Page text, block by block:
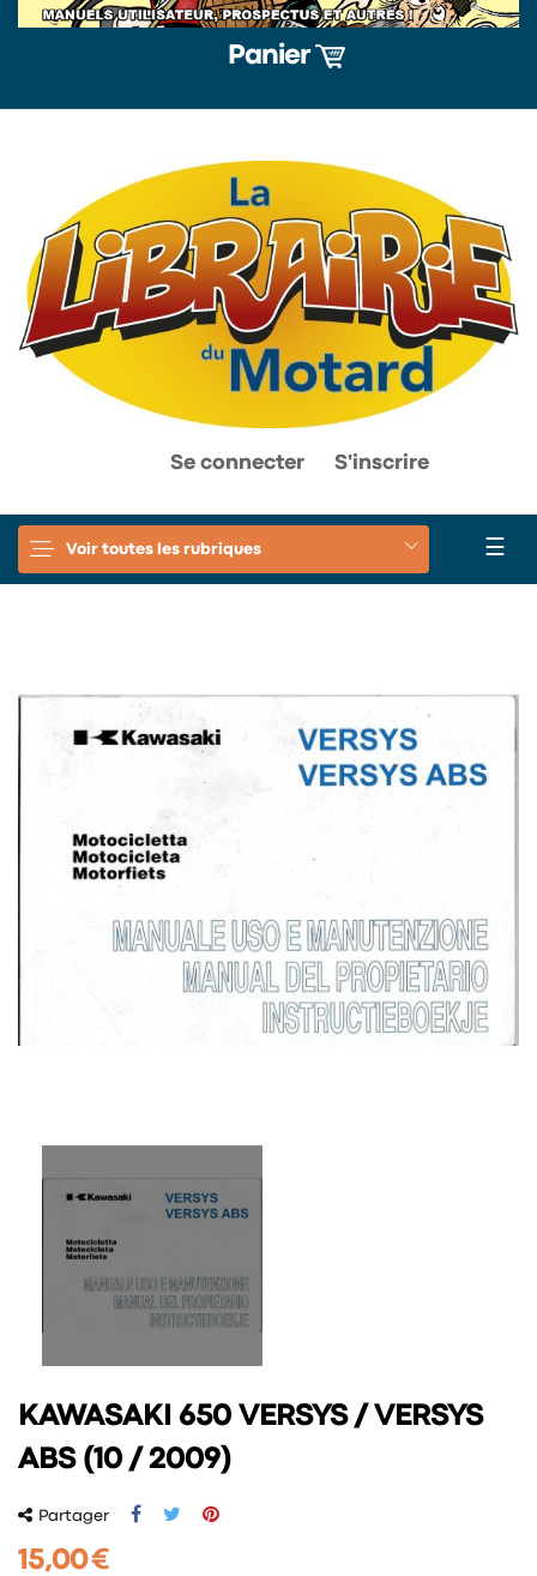
Panier
Se connecter S'inscrire
Voir toutes les rubriques ☰
KAWASAKI 650 VERSYS / VERSYS
ABS (10 / 2009)
Partager
15,00 €